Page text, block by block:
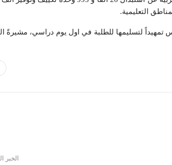
6 مليون كتاب على المدارس تمهيداً لتسليمها للطلبة في اول يوم دراسي،
الخبر